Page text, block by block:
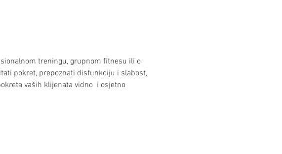
treningu, grupnom fitnesu ili o
pokret, prepoznati disfunkciju i slabost,
vaših klijenata vidno  i osjetno